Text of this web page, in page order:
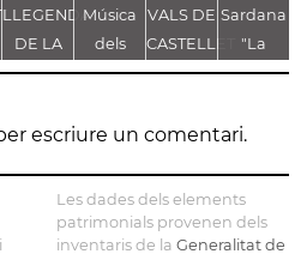
LLEGENDA
DE LA
TROBALLA
MARE
CASTELLET
Música
dels
Pastorets
VALS DE
CASTELLET
Sardana
"La
Festa
d'Enric
escriure un comentari.
i
Les dades dels elements
patrimonials provenen dels
inventaris de la Generalitat de